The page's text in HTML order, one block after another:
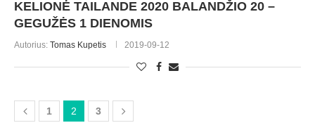
KELIONĖ TAILANDE 2020 BALANDŽIO 20 –
GEGUŽĖS 1 DIENOMIS
Autorius: Tomas Kupetis 2019-09-12
1 2 3